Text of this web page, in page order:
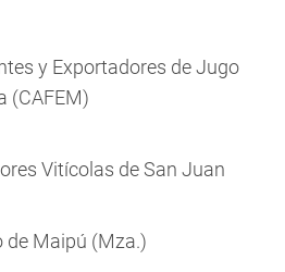
y Exportadores de Jugo
(CAFEM)
Vitícolas de San Juan
de Maipú (Mza.)